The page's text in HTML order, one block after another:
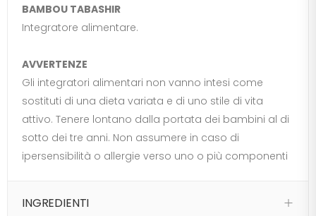
BAMBOU TABASHIR
Integratore alimentare.
AVVERTENZE
Gli integratori alimentari non vanno intesi come
sostituti di una dieta variata e di uno stile di vita
attivo. Tenere lontano dalla portata dei bambini al di
sotto dei tre anni. Non assumere in caso di
ipersensibilità o allergie verso uno o più componenti
INGREDIENTI